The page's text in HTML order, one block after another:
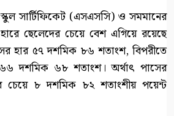
সার্টিফিকেট (এসএসসি) ও সমমানের
ছেলেদের চেয়ে বেশ এগিয়ে রয়েছে
হার ৫৭ দশমিক ৮৬ শতাংশ, বিপরীতে
দশমিক ৬৮ শতাংশ। অর্থাৎ পাসের
চেয়ে ৮ দশমিক ৮২ শতাংশীয় পয়েন্ট